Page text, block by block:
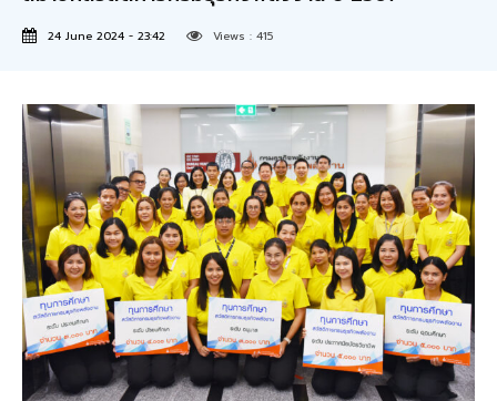
24 June 2024 - 23:42 Views : 415